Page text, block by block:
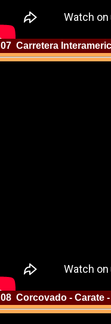
07 Carretera
08 Corcovado - Carate